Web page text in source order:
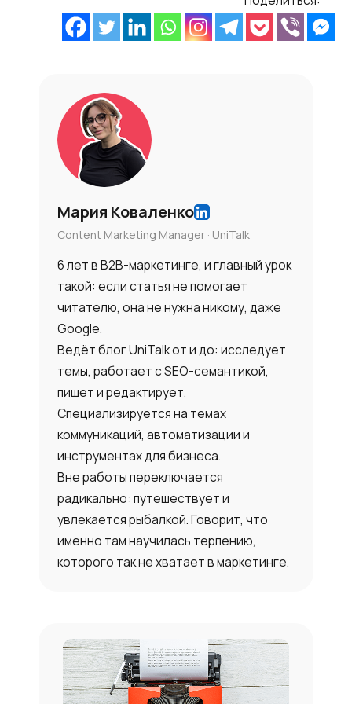
Мария Коваленко
Content Marketing Manager · UniTalk
6 лет в B2B-маркетинге, и главный урок
такой: если статья не помогает
читателю, она не нужна никому, даже
Google.
Ведёт блог UniTalk от и до: исследует
темы, работает с SEO-семантикой,
пишет и редактирует.
Специализируется на темах
коммуникаций, автоматизации и
инструментах для бизнеса.
Вне работы переключается
радикально: путешествует и
увлекается рыбалкой. Говорит, что
именно там научилась терпению,
которого так не хватает в маркетинге.